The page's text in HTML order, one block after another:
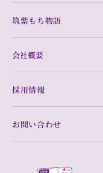
筑紫もち物語
会社概要
採用情報
お問い合わせ